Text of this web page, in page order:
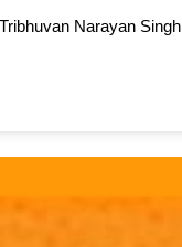
Tribhuvan Narayan Singh